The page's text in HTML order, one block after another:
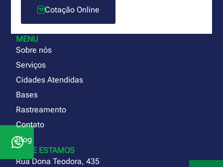
Cotação Online
MENU
Sobre nós
Serviços
Cidades Atendidas
Bases
Rastreamento
Contato
Blog
ONDE ESTAMOS
Rua Dona Teodora, 435